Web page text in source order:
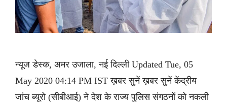
न्यूज डेस्क, अमर उजाला, नई दिल्ली Updated Tue, 05
May 2020 04:14 PM IST ख़बर सुनें ख़बर सुनें केंद्रीय
जांच ब्यूरो (सीबीआई) ने देश के राज्य पुलिस संगठनों को नकली